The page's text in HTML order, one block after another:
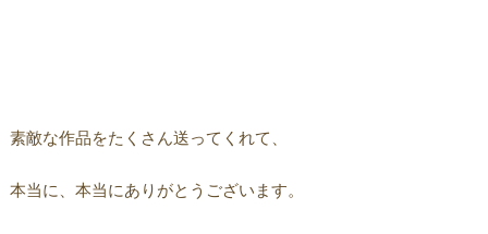
素敵な作品をたくさん送ってくれて、
本当に、本当にありがとうございます。